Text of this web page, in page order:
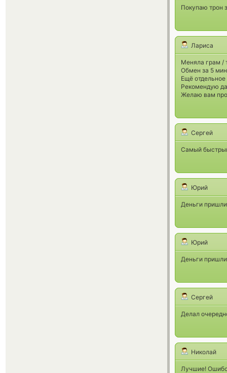
Покупаю трон
Лариса
Меняла грам /
Обмен за 5
Ещё
Рекомендую
Желаю вам
Сергей
Самый
Юрий
Деньги
Юрий
Деньги
Сергей
Делал
Николай
Лучшие!